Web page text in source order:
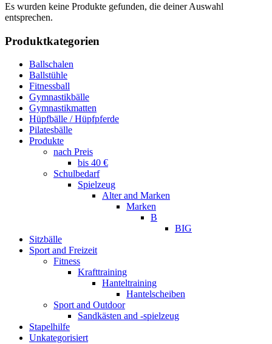
Es wurden keine Produkte gefunden, die deiner Auswahl
entsprechen.
Produktkategorien
Ballschalen
Ballstühle
Fitnessball
Gymnastikbälle
Gymnastikmatten
Hüpfbälle / Hüpfpferde
Pilatesbälle
Produkte
nach Preis
bis 40 €
Schulbedarf
Spielzeug
Alter and Marken
Marken
B
BIG
Sitzbälle
Sport and Freizeit
Fitness
Krafttraining
Hanteltraining
Hantelscheiben
Sport and Outdoor
Sandkästen and -spielzeug
Stapelhilfe
Unkategorisiert